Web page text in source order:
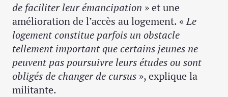
de faciliter leur émancipation » et une
amélioration de l’accès au logement. «Le
logement constitue parfois un obstacle
tellement important que certains jeunes ne
peuvent pas poursuivre leurs études ou sont
obligés de changer de cursus », explique la
militante.